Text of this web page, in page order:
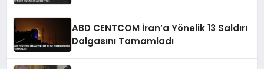
ABD CENTCOM İran’a Yönelik 13 Saldırı
Dalgasını Tamamladı